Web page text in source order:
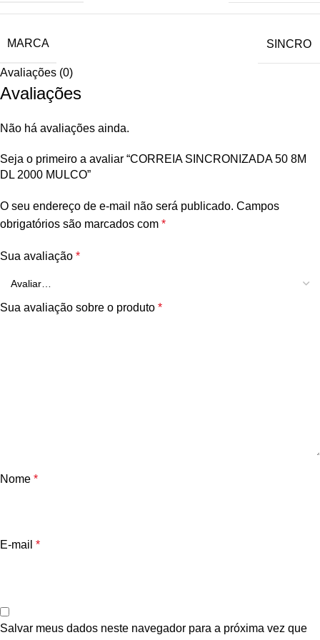
MARCA SINCRO
Avaliações (0)
Avaliações
Não há avaliações ainda.
Seja o primeiro a avaliar “CORREIA SINCRONIZADA 50 8M
DL 2000 MULCO”
O seu endereço de e-mail não será publicado. Campos
obrigatórios são marcados com *
Sua avaliação *
Sua avaliação sobre o produto *
Nome *
E-mail *
Salvar meus dados neste navegador para a próxima vez que